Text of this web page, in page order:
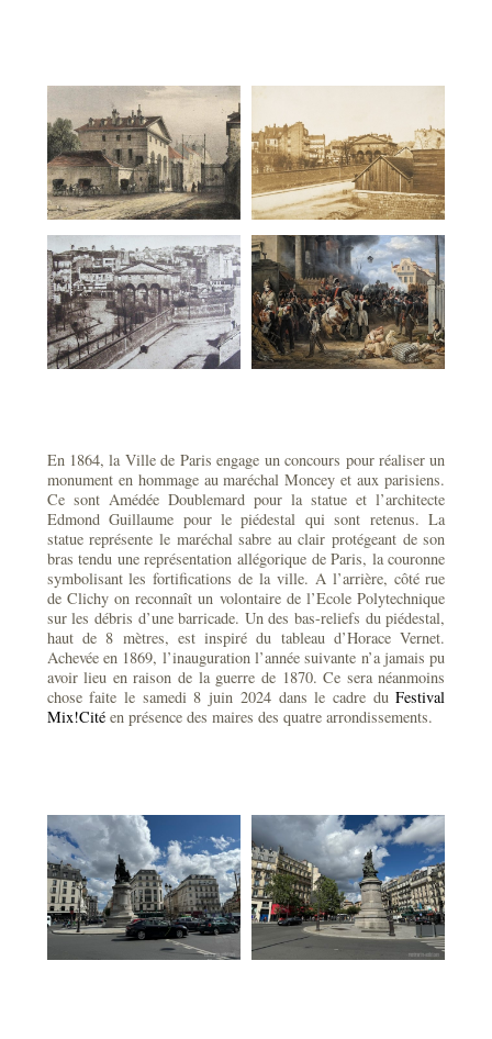
En 1864, la Ville de Paris engage un concours pour réaliser un
monument en hommage au maréchal Moncey et aux parisiens.
Ce sont Amédée Doublemard pour la statue et l’architecte
Edmond Guillaume pour le piédestal qui sont retenus. La
statue représente le maréchal sabre au clair protégeant de son
bras tendu une représentation allégorique de Paris, la couronne
symbolisant les fortifications de la ville. A l’arrière, côté rue
de Clichy on reconnaît un volontaire de l’Ecole Polytechnique
sur les débris d’une barricade. Un des bas-reliefs du piédestal,
haut de 8 mètres, est inspiré du tableau d’Horace Vernet.
Achevée en 1869, l’inauguration l’année suivante n’a jamais pu
avoir lieu en raison de la guerre de 1870. Ce sera néanmoins
chose faite le samedi 8 juin 2024 dans le cadre duFestival
Mix!Citéen présence des maires des quatre arrondissements.